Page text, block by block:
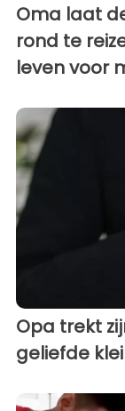
Oma laat
rond te
leven voor
Opa trekt
geliefde